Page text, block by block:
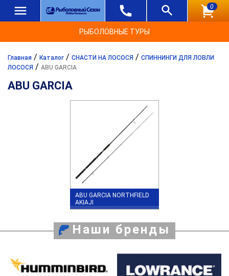
0
РЫБОЛОВНЫЕ ТУРЫ
Главная / Каталог / СНАСТИ НА ЛОСОСЯ / СПИННИНГИ ДЛЯ ЛОВЛИ
ЛОСОСЯ / ABU GARCIA
ABU GARCIA
ABU GARCIA NORTHFIELD
AKIAJI
Наши бренды